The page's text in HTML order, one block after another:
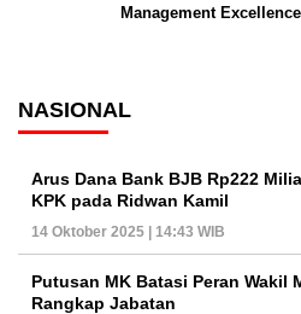
Management
NASIONAL
Arus Dana Bank BJB Rp222
KPK pada Ridwan Kamil
14 Oktober 2025 | 14:43 WIB
Putusan MK Batasi Peran Wakil
Rangkap Jabatan